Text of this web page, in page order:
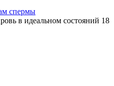
спермы
в идеальном состояний 18